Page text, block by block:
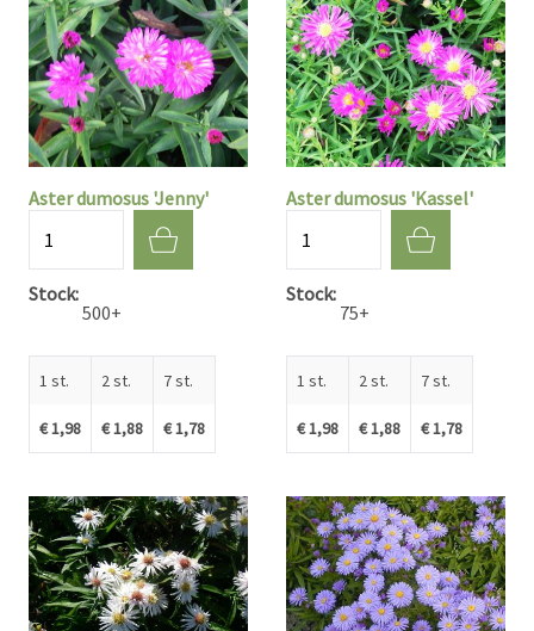
Aster dumosus 'Jenny'
Stock
500+
1 st.
€ 1,98
2 st.
€ 1,88
7 st.
€ 1,78
Aster dumosus 'Kassel'
Stock
75+
1 st.
€ 1,98
2 st.
€ 1,88
7 st.
€ 1,78